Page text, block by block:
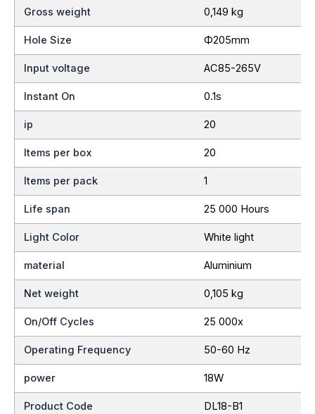
Gross weight 0,149 kg
Hole Size Ф205mm
Input voltage AC85-265V
Instant On 0.1s
ip 20
Items per box 20
Items per pack 1
Life span 25 000 Hours
Light Color White light
material Aluminium
Net weight 0,105 kg
On/Off Cycles 25 000x
Operating Frequency 50-60 Hz
power 18W
Product Code DL18-B1